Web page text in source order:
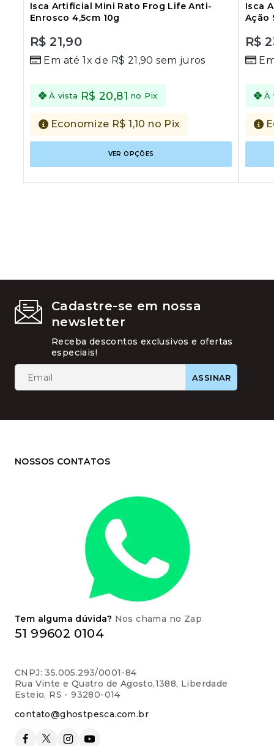
Isca Artificial Mini Rato Frog Life Anti-
Enrosco 4,5cm 10g
out
5
R$21,90
Em até 1x de R$ 21,90 sem juros
À vista R$20,81 no Pix
Economize R$1,10 no Pix
VER OPÇÕES
tem
do
Isca
Ação
out
5
R$
À
Cadastre-se em nossa
newsletter
Receba descontos exclusivos e ofertas
especiais!
NOSSOS CONTATOS
Tem alguma dúvida? Nos chama no Zap
51 99602 0104
CNPJ: 35.005.293/0001-84
Rua Vinte e Quatro de Agosto,1388, Liberdade
Esteio, RS - 93280-014
contato@ghostpesca.com.br